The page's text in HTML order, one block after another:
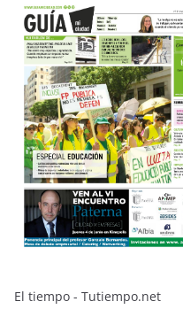
El tiempo - Tutiempo.net